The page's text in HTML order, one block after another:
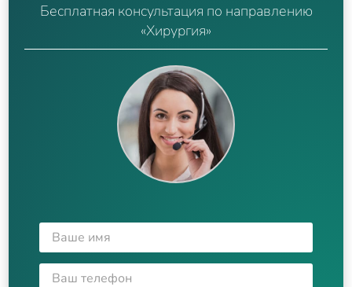
Бесплатная консультация по направлению
«Хирургия»